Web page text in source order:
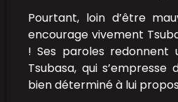
Pourtant, loin d’être
encourage vivement
! Ses paroles redonnent
Tsubasa, qui s’empresse
bien déterminé à lui